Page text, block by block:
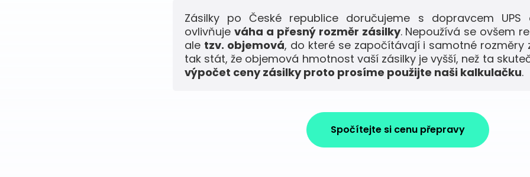
Zásilky po České republice doručujeme s dopravcem UPS
ovlivňuje váha a přesný rozměr zásilky. Nepoužívá se ovšem
ale tzv. objemová, do které se započítávají i samotné rozměry
tak stát, že objemová hmotnost vaší zásilky je vyšší, než ta
výpočet ceny zásilky proto prosíme použijte naši kalkulačku.
Spočítejte si cenu přepravy